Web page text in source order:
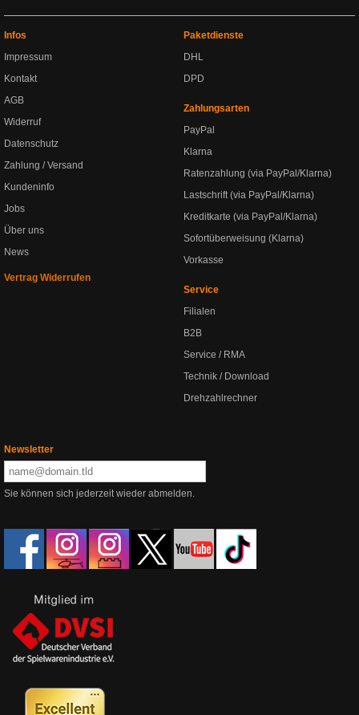
Infos
Impressum
Kontakt
AGB
Widerruf
Datenschutz
Zahlung / Versand
Kundeninfo
Jobs
Über uns
News
Vertrag Widerrufen
Paketdienste
DHL
DPD
Zahlungsarten
PayPal
Klarna
Ratenzahlung (via PayPal/Klarna)
Lastschrift (via PayPal/Klarna)
Kreditkarte (via PayPal/Klarna)
Sofortüberweisung (Klarna)
Vorkasse
Service
Filialen
B2B
Service / RMA
Technik / Download
Drehzahlrechner
Newsletter
Sie können sich jederzeit wieder abmelden.